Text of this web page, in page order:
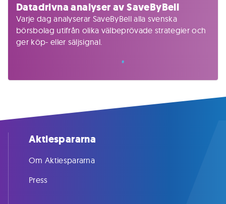
Datadrivna analyser av SaveByBell
Varje dag analyserar SaveByBell alla svenska
börsbolag utifrån olika välbeprövade strategier och
ger köp- eller säljsignal.
Aktiespararna
Om Aktiespararna
Press